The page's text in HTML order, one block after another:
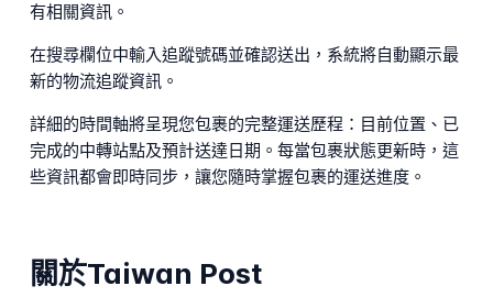
有相關資訊。
在搜尋欄位中輸入追蹤號碼並確認送出，系統將自動顯示最
新的物流追蹤資訊。
詳細的時間軸將呈現您包裹的完整運送歷程：目前位置、已
完成的中轉站點及預計送達日期。每當包裹狀態更新時，這
些資訊都會即時同步，讓您隨時掌握包裹的運送進度。
關於Taiwan Post